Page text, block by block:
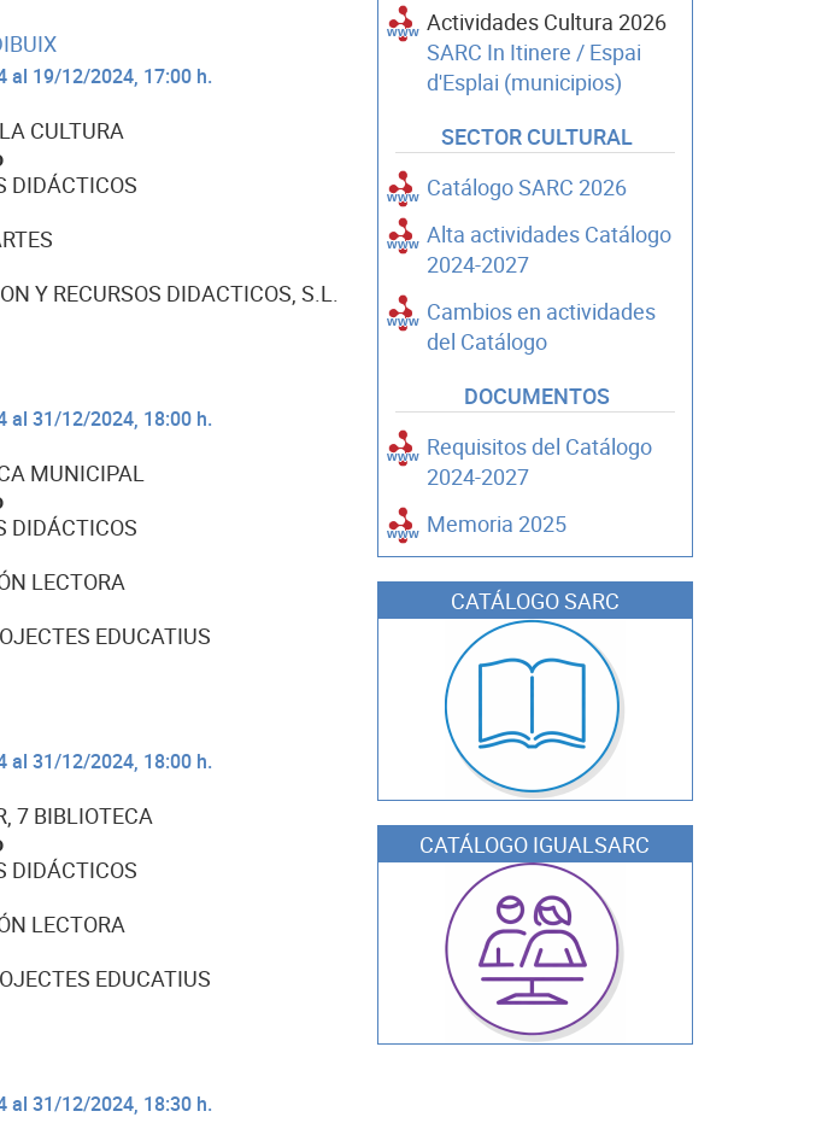
al 19/12/2024, 17:00 h.
CULTURA
DIDÁCTICOS
Y RECURSOS DIDACTICOS, S.L.
al 31/12/2024, 18:00 h.
MUNICIPAL
DIDÁCTICOS
LECTORA
EDUCATIUS
al 31/12/2024, 18:00 h.
7 BIBLIOTECA
DIDÁCTICOS
LECTORA
EDUCATIUS
al 31/12/2024, 18:30 h.
Actividades Cultura 2026
SARC In Itinere / Espai
d'Esplai (municipios)
SECTOR CULTURAL
Catálogo SARC 2026
Alta actividades Catálogo
2024-2027
Cambios en actividades
del Catálogo
DOCUMENTOS
Requisitos del Catálogo
2024-2027
Memoria 2025
CATÁLOGO SARC
CATÁLOGO IGUALSARC